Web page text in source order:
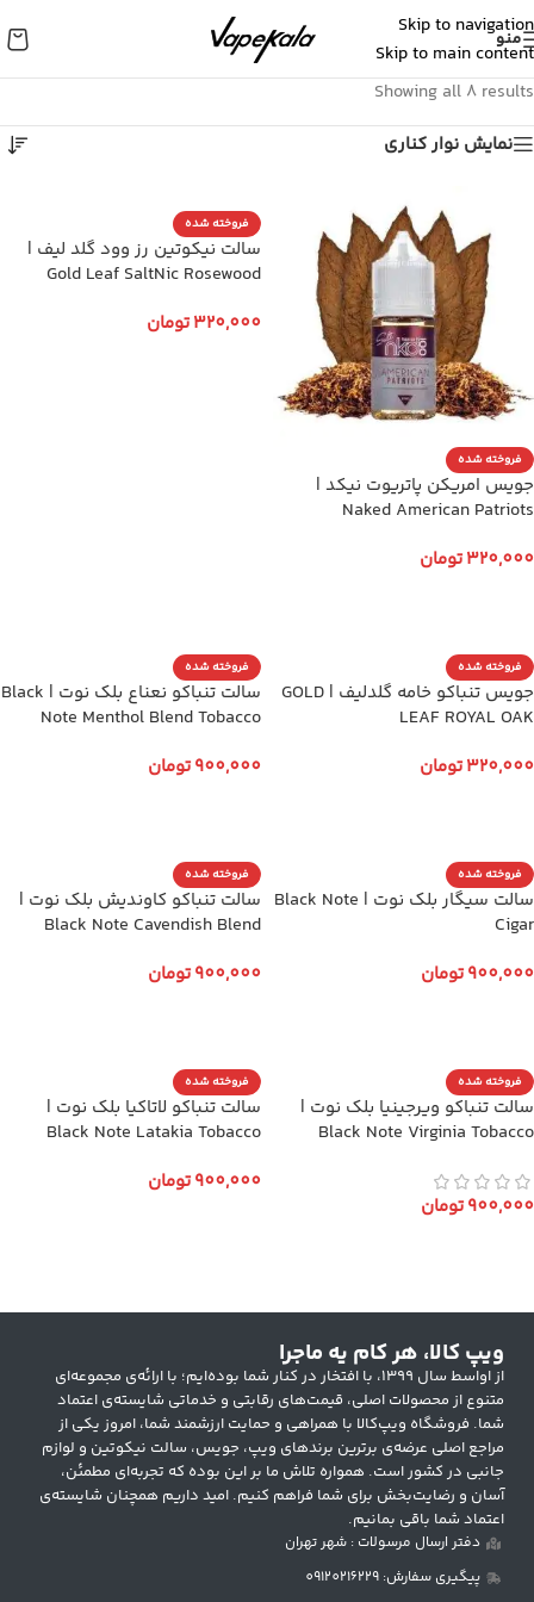
Skip to navigation
Skip to main content
منو
Showing all 8 results
نمایش نوار کناری
فروخته شده
جویس امریکن پاتریوت نیکد |
Naked American Patriots
320,000تومان
فروخته شده
سالت نیکوتین رز وود گلد لیف |
Gold Leaf SaltNic Rosewood
320,000تومان
فروخته شده
جویس تنباکو خامه گلدلیف | GOLD
LEAF ROYAL OAK
320,000تومان
فروخته شده
سالت تنباکو نعناع بلک نوت | Black
Note Menthol Blend Tobacco
900,000تومان
فروخته شده
سالت سیگار بلک نوت | Black Note
Cigar
900,000تومان
فروخته شده
سالت تنباکو کاوندیش بلک نوت |
Black Note Cavendish Blend
900,000تومان
فروخته شده
سالت تنباکو ویرجینیا بلک نوت |
Black Note Virginia Tobacco
900,000تومان
فروخته شده
سالت تنباکو لاتاکیا بلک نوت |
Black Note Latakia Tobacco
900,000تومان
ویپ کالا، هر کام یه ماجرا
از اواسط سال ۱۳۹۹، با افتخار در کنار شما بوده‌ایم؛ با ارائه‌ی مجموعه‌ای
متنوع از محصولات اصلی، قیمت‌های رقابتی و خدماتی شایسته‌ی اعتماد
شما. فروشگاه ویپ‌کالا با همراهی و حمایت ارزشمند شما، امروز یکی از
مراجع اصلی عرضه‌ی برترین برندهای ویپ، جویس، سالت نیکوتین و لوازم
جانبی در کشور است. همواره تلاش ما بر این بوده که تجربه‌ای مطمئن،
آسان و رضایت‌بخش برای شما فراهم کنیم. امید داریم همچنان شایسته‌ی
اعتماد شما باقی بمانیم.
دفتر ارسال مرسولات : شهر تهران
پیگیری سفارش: 09120216229